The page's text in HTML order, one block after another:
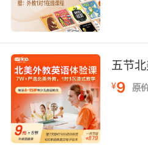
whispers through the
言准确性与文学性的统一
认知密码 天气播报暗含
BBC经典播报中just
you feel alive的英式含
system bearing down
机警示语气，折射出不
异。澳大利亚气象局
radiation)指数播报，则
五节
¥9 原